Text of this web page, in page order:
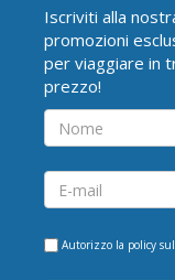
Iscriviti alla
promozioni
per viaggiare in
prezzo!
Autorizzo la policy